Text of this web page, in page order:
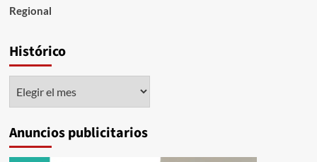
Regional
Histórico
Anuncios publicitarios